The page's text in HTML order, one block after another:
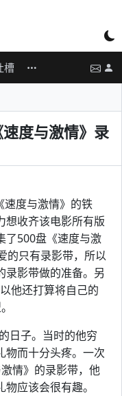
槽
度与激情》录
速度与激情》的铁
想收齐该电影所有版
了500盘《速度与激
的只有录影带，所以
录影带做的准备。另
他还打算将自己的
日子。当时的他穷
物而十分头疼。一次
情》的录影带，他
应该会很有趣。